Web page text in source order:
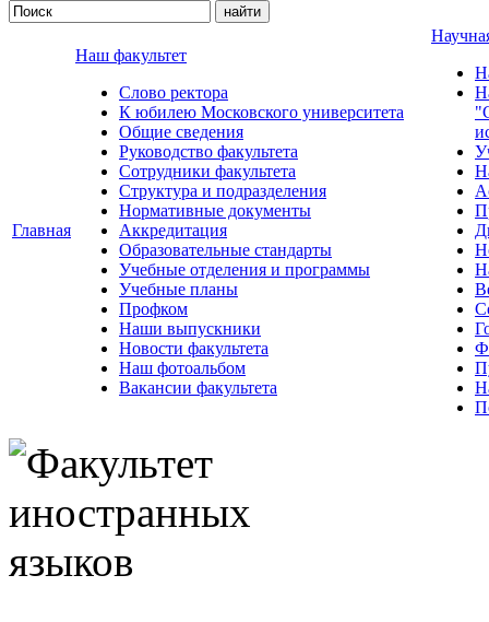
Главная
Наш факультет
Слово ректора
К юбилею Московского университета
Общие сведения
Руководство факультета
Сотрудники факультета
Структура и подразделения
Нормативные документы
Аккредитация
Образовательные стандарты
Учебные отделения и программы
Учебные планы
Профком
Наши выпускники
Новости факультета
Наш фотоальбом
Вакансии факультета